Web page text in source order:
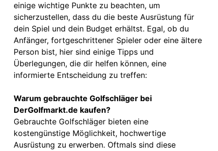
einige wichtige Punkte zu beachten, um
sicherzustellen, dass du die beste Ausrüstung für
dein Spiel und dein Budget erhältst. Egal, ob du
Anfänger, fortgeschrittener Spieler oder eine ältere
Person bist, hier sind einige Tipps und
Überlegungen, die dir helfen können, eine
informierte Entscheidung zu treffen:
Warum gebrauchte Golfschläger bei
DerGolfmarkt.de kaufen?
Gebrauchte Golfschläger bieten eine
kostengünstige Möglichkeit, hochwertige
Ausrüstung zu erwerben. Oftmals sind diese